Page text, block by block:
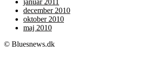
december 2010
oktober 2010
maj 2010
© Bluesnews.dk